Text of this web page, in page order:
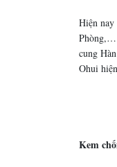
Hiện nay
Phòng,…
cung
Ohui
Kem